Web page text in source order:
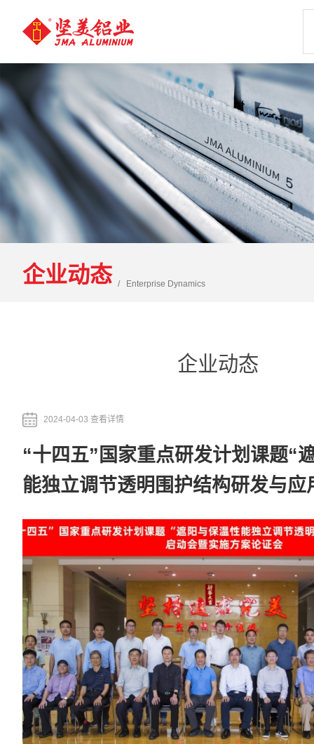
企业动态 Enterprise Dynamics
企业动态
2024-04-03 查看详情
“十四五”国家重点研发计划课题“
能独立调节透明围护结构研发与应
会暨实施方案论证会顺利召开